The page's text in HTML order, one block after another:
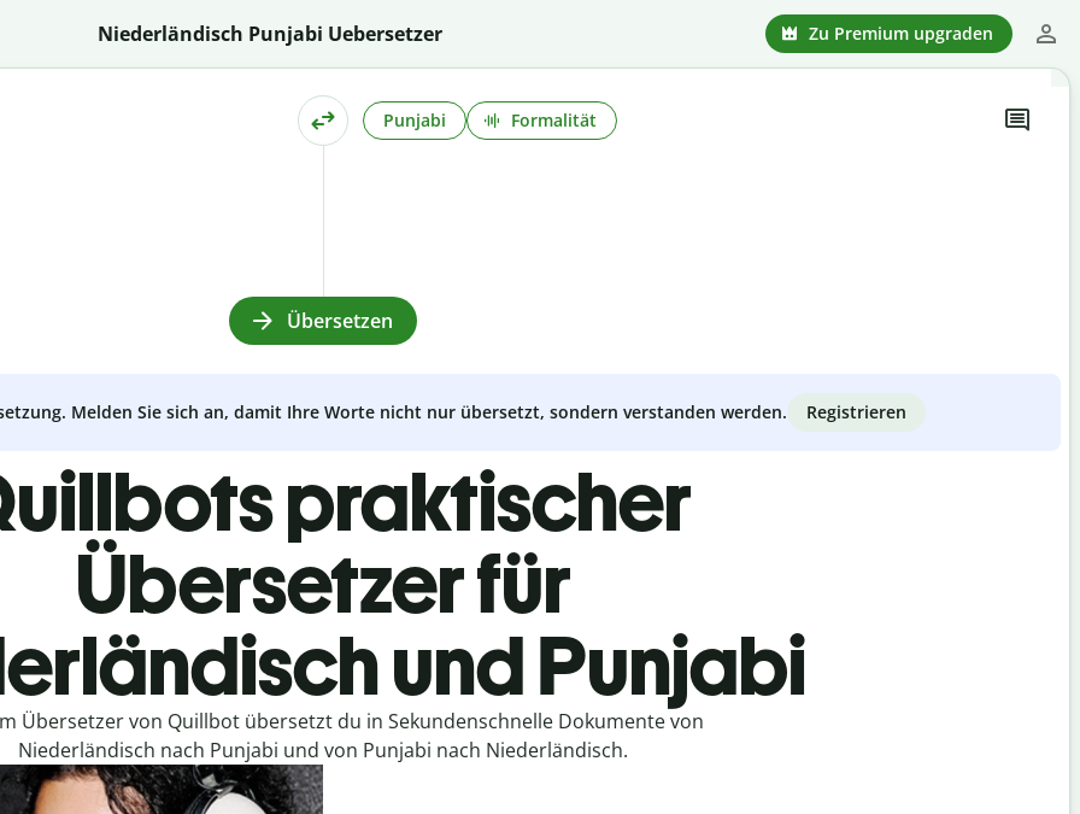
Niederländisch Punjabi Uebersetzer Zu Premium upgraden
Punjabi Formalität
Übersetzen
Melden Sie sich an, damit Ihre Worte nicht nur übersetzt, sondern verstanden werden. Registrieren
praktischer
Übersetzer für
und Punjabi
Übersetzer von Quillbot übersetzt du in Sekundenschnelle Dokumente von
Niederländisch nach Punjabi und von Punjabi nach Niederländisch.